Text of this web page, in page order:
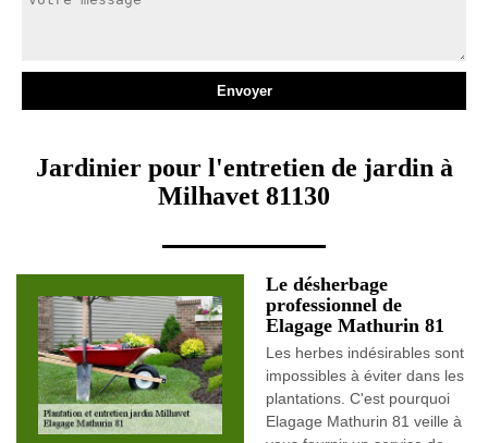
Jardinier pour l'entretien de jardin à
Milhavet 81130
Le désherbage
professionnel de
Elagage Mathurin 81
Les herbes indésirables sont
impossibles à éviter dans les
plantations. C'est pourquoi
Elagage Mathurin 81 veille à